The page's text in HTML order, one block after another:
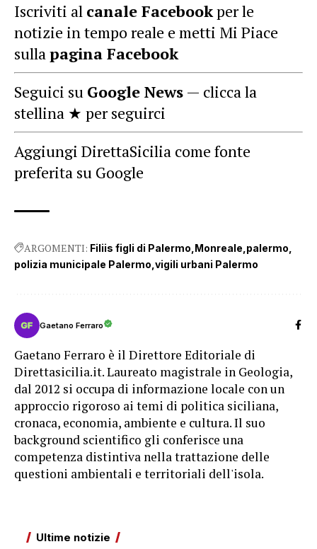
Iscriviti al canale Facebookper le
notizie in tempo reale e metti Mi Piace
sullapagina Facebook
Seguici su Google News — clicca la
stellina ★ per seguirci
Aggiungi DirettaSicilia come fonte
preferita su Google
ARGOMENTI: Filiis figli di Palermo Monreale palermo
polizia municipale Palermo vigili urbani Palermo
Gaetano Ferraro
Gaetano Ferraro è il Direttore Editoriale di
Direttasicilia.it. Laureato magistrale in Geologia,
dal 2012 si occupa di informazione locale con un
approccio rigoroso ai temi di politica siciliana,
cronaca, economia, ambiente e cultura. Il suo
background scientifico gli conferisce una
competenza distintiva nella trattazione delle
questioni ambientali e territoriali dell'isola.
Ultime notizie